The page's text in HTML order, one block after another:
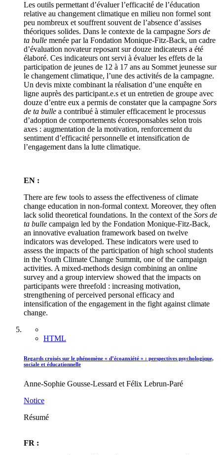
Les outils permettant d’évaluer l’efficacité de l’éducation
relative au changement climatique en milieu non formel sont
peu nombreux et souffrent souvent de l’absence d’assises
théoriques solides. Dans le contexte de la campagne Sors de
ta bulle menée par la Fondation Monique-Fitz-Back, un cadre
d’évaluation novateur reposant sur douze indicateurs a été
élaboré. Ces indicateurs ont servi à évaluer les effets de la
participation de jeunes de 12 à 17 ans au Sommet jeunesse sur
le changement climatique, l’une des activités de la campagne.
Un devis mixte combinant la réalisation d’une enquête en
ligne auprès des participant.e.s et un entretien de groupe avec
douze d’entre eux a permis de constater que la campagne Sors
de ta bulle a contribué à stimuler efficacement le processus
d’adoption de comportements écoresponsables selon trois
axes : augmentation de la motivation, renforcement du
sentiment d’efficacité personnelle et intensification de
l’engagement dans la lutte climatique.
EN :
There are few tools to assess the effectiveness of climate
change education in non-formal context. Moreover, they often
lack solid theoretical foundations. In the context of the Sors de
ta bulle campaign led by the Fondation Monique-Fitz-Back,
an innovative evaluation framework based on twelve
indicators was developed. These indicators were used to
assess the impacts of the participation of high school students
in the Youth Climate Change Summit, one of the campaign
activities. A mixed-methods design combining an online
survey and a group interview showed that the impacts on
participants were threefold : increasing motivation,
strengthening of perceived personal efficacy and
intensification of the engagement in the fight against climate
change.
HTML
Regards croisés sur le phénomène « d’écoanxiété » : perspectives psychologique,
sociale et éducationnelle
Anne-Sophie Gousse-Lessard et Félix Lebrun-Paré
Notice
Résumé
FR :